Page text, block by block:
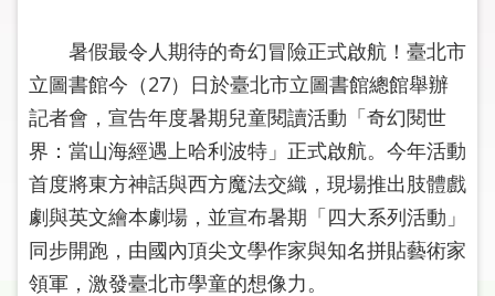
線
上
申
請
常
見
暑假最令人期待的奇幻冒險正式啟航！臺北市
立圖書館今（27）日於臺北市立圖書館總館舉辦
記者會，宣告年度暑期兒童閱讀活動「奇幻閱世
界：當山海經遇上哈利波特」正式啟航。今年活動
首度將東方神話與西方魔法交織，現場推出肢體戲
劇與英文繪本劇場，並宣布暑期「四大系列活動」
同步開跑，由國內頂尖文學作家與知名拼貼藝術家
領軍，激發臺北市學童的想像力。